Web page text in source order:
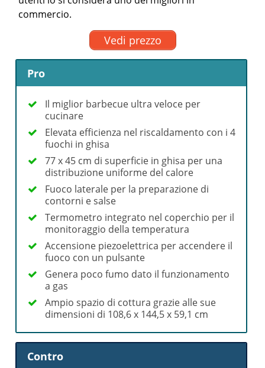
commercio.
Vedi prezzo
Pro
Il miglior barbecue ultra veloce per
cucinare
Elevata efficienza nel riscaldamento con i 4
fuochi in ghisa
77 x 45 cm di superficie in ghisa per una
distribuzione uniforme del calore
Fuoco laterale per la preparazione di
contorni e salse
Termometro integrato nel coperchio per il
monitoraggio della temperatura
Accensione piezoelettrica per accendere il
fuoco con un pulsante
Genera poco fumo dato il funzionamento
a gas
Ampio spazio di cottura grazie alle sue
dimensioni di 108,6 x 144,5 x 59,1 cm
Contro